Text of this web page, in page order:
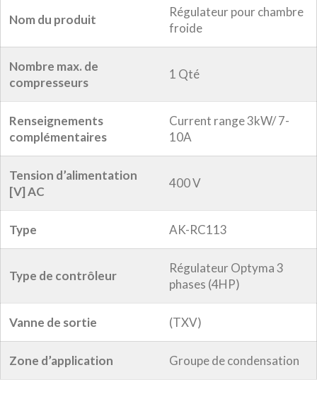
Nom du produit
Régulateur pour chambre
froide
Nombre max. de
compresseurs
1 Qté
Renseignements
complémentaires
Current range 3kW/ 7-
10A
Tension d’alimentation
[V] AC
400 V
Type AK-RC113
Type de contrôleur
Régulateur Optyma 3
phases (4HP)
Vanne de sortie (TXV)
Zone d’application Groupe de condensation